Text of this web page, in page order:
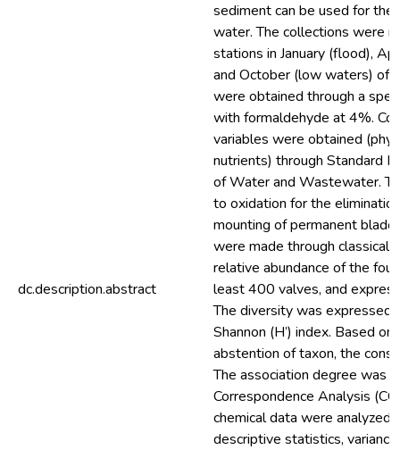
dc.description.abstract
sediment can be used for the
water. The collections were
stations in January (flood),
and October (low waters) of
were obtained through a
with formaldehyde at 4%.
variables were obtained
nutrients) through Standard
of Water and Wastewater.
to oxidation for the
mounting of permanent
were made through classical
relative abundance of the
least 400 valves, and
The diversity was expressed
Shannon (H’) index. Based
abstention of taxon, the
The association degree was
Correspondence Analysis
chemical data were analyzed
descriptive statistics,